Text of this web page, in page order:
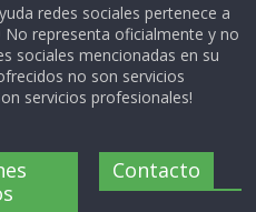
redes sociales pertenece a
representa oficialmente y no
sociales mencionadas en su
no son servicios
servicios profesionales!
Contacto